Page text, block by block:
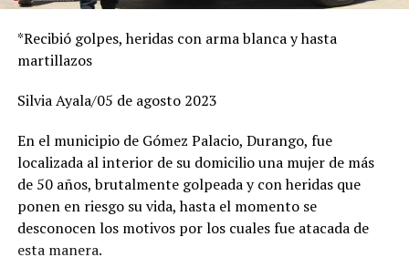
*Recibió golpes, heridas con arma blanca y hasta
martillazos
Silvia Ayala/05 de agosto 2023
En el municipio de Gómez Palacio, Durango, fue
localizada al interior de su domicilio una mujer de más
de 50 años, brutalmente golpeada y con heridas que
ponen en riesgo su vida, hasta el momento se
desconocen los motivos por los cuales fue atacada de
esta manera.